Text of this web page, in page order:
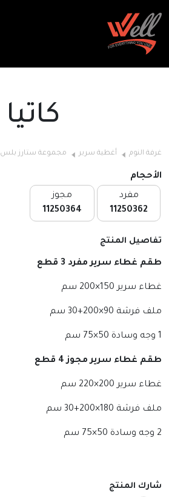
كاتيا
غرفة النوم أغطية سرير مجموعة ستارز بلس
الأحجام
مفرد
11250362
مجوز
11250364
تفاصيل المنتج
طقم غطاء سرير مفرد 3 قطع
غطاء سرير 150×200 سم
ملف فرشة 90×200+30 سم
1 وجه وسادة 50×75 سم
طقم غطاء سرير مجوز 4 قطع
غطاء سرير 200×220 سم
ملف فرشة 180×200+30 سم
2 وجه وسادة 50×75 سم
شارك المنتج